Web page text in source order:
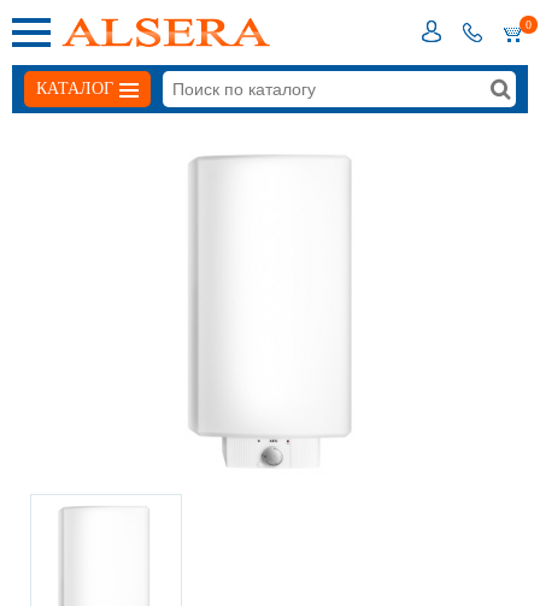
0
КАТАЛОГ